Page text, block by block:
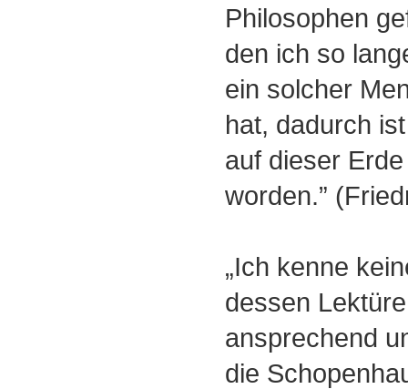
Philosophen
den ich so
ein solcher
hat, dadurch
auf dieser
worden.”
„Ich kenne
dessen
ansprechend
die